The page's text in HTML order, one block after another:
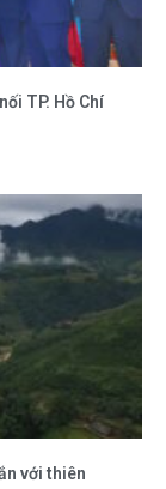
TP. Hồ Chí
với thiên